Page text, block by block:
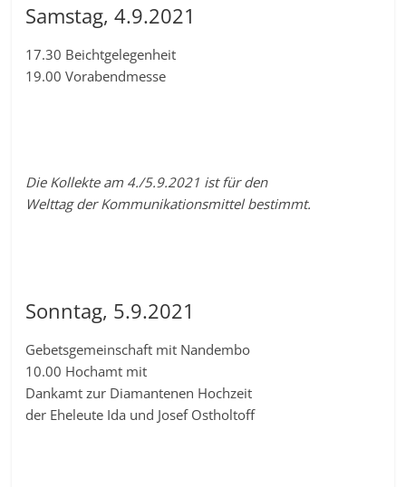
Samstag, 4.9.2021
17.30 Beichtgelegenheit
19.00 Vorabendmesse
Die Kollekte am 4./5.9.2021 ist für den
Welttag der Kommunikationsmittel bestimmt.
Sonntag, 5.9.2021
Gebetsgemeinschaft mit Nandembo
10.00 Hochamt mit
Dankamt zur Diamantenen Hochzeit
der Eheleute Ida und Josef Ostholtoff